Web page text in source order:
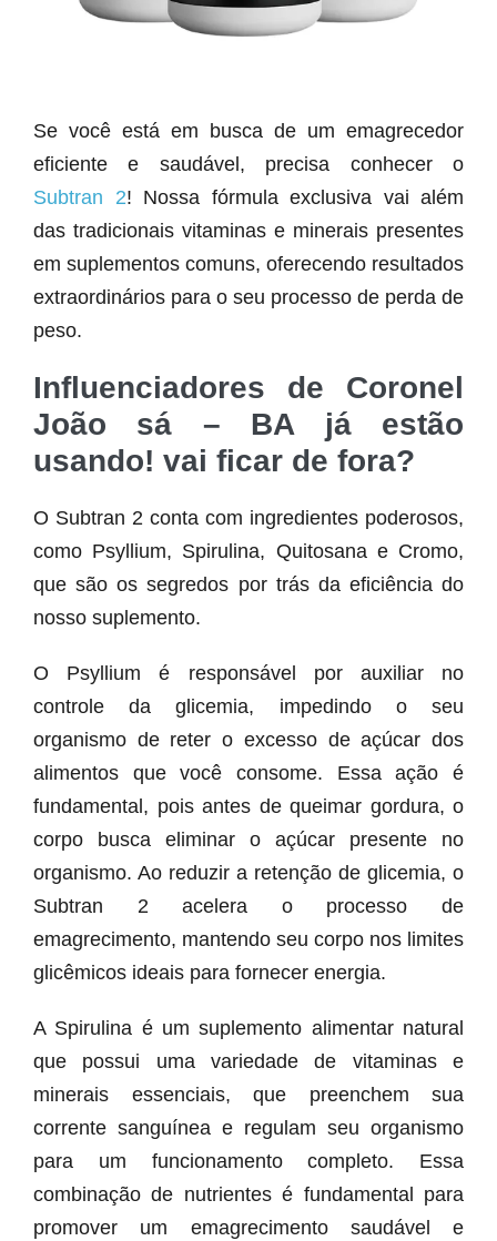
Se você está em busca de um emagrecedor
eficiente e saudável, precisa conhecer o
Subtran 2! Nossa fórmula exclusiva vai além
das tradicionais vitaminas e minerais presentes
em suplementos comuns, oferecendo resultados
extraordinários para o seu processo de perda de
peso.
Influenciadores de Coronel
João sá – BA já estão
usando! vai ficar de fora?
O Subtran 2 conta com ingredientes poderosos,
como Psyllium, Spirulina, Quitosana e Cromo,
que são os segredos por trás da eficiência do
nosso suplemento.
O Psyllium é responsável por auxiliar no
controle da glicemia, impedindo o seu
organismo de reter o excesso de açúcar dos
alimentos que você consome. Essa ação é
fundamental, pois antes de queimar gordura, o
corpo busca eliminar o açúcar presente no
organismo. Ao reduzir a retenção de glicemia, o
Subtran 2 acelera o processo de
emagrecimento, mantendo seu corpo nos limites
glicêmicos ideais para fornecer energia.
A Spirulina é um suplemento alimentar natural
que possui uma variedade de vitaminas e
minerais essenciais, que preenchem sua
corrente sanguínea e regulam seu organismo
para um funcionamento completo. Essa
combinação de nutrientes é fundamental para
promover um emagrecimento saudável e